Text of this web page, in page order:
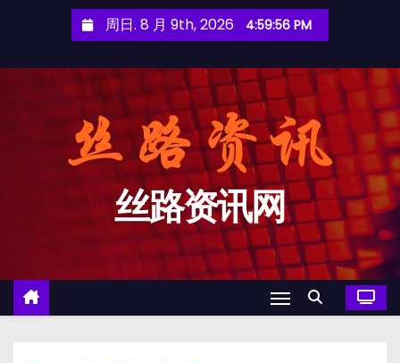
周日. 8 月 9th, 2026 4:59:56 PM
丝路资讯网